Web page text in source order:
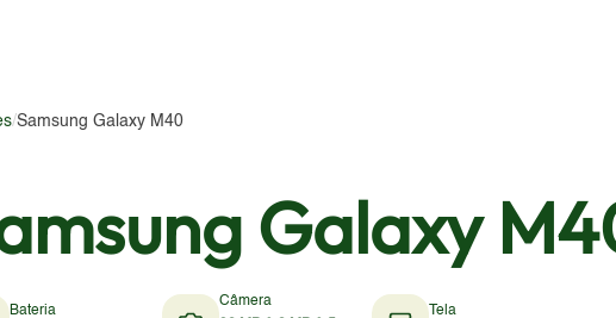
/Samsung Galaxy M40
Galaxy
Bateria
Câmera
Tela